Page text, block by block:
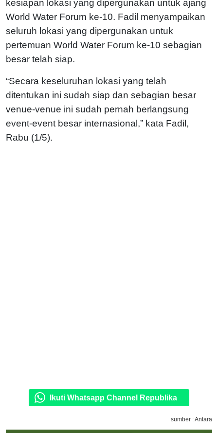
kesiapan lokasi yang dipergunakan untuk ajang
World Water Forum ke-10. Fadil menyampaikan
seluruh lokasi yang dipergunakan untuk
pertemuan World Water Forum ke-10 sebagian
besar telah siap.
“Secara keseluruhan lokasi yang telah
ditentukan ini sudah siap dan sebagian besar
venue-venue ini sudah pernah berlangsung
event-event besar internasional,” kata Fadil,
Rabu (1/5).
Ikuti Whatsapp Channel Republika
sumber : Antara